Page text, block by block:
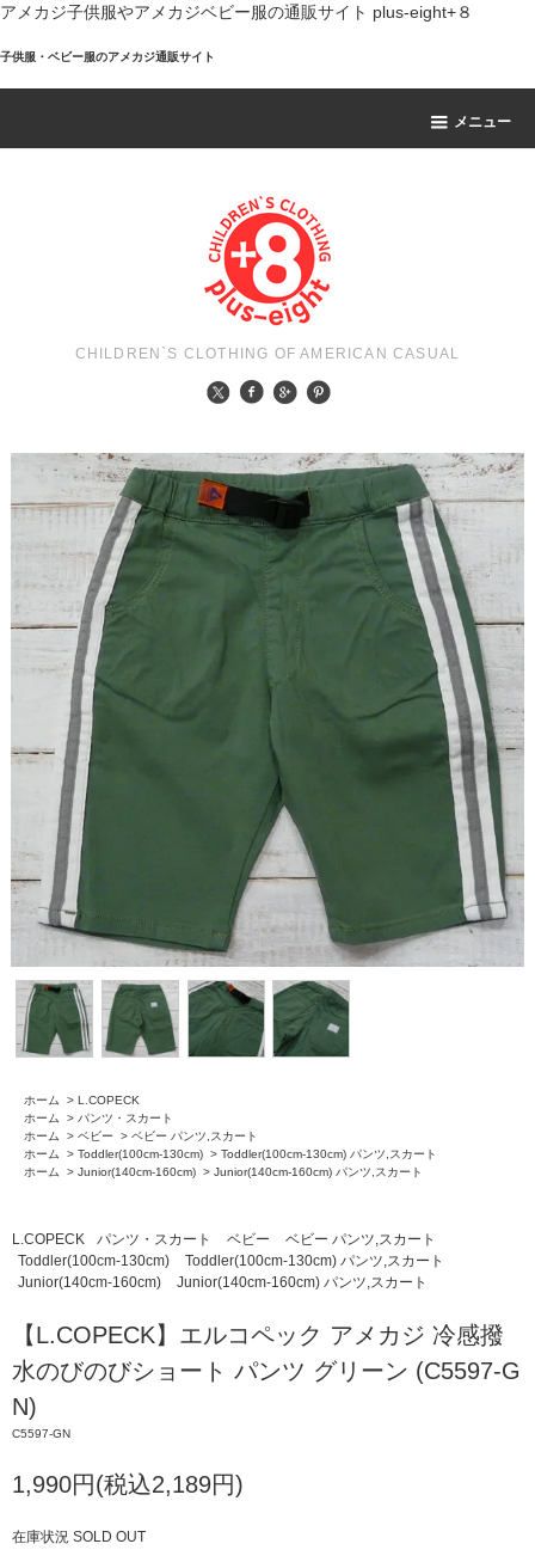
アメカジ子供服やアメカジベビー服の通販サイト plus-eight+８
子供服・ベビー服のアメカジ通販サイト
メニュー
CHILDREN`S CLOTHING OF AMERICAN CASUAL
ホーム > L.COPECK
ホーム
> パンツ・スカート
ホーム
> ベビー > ベビー パンツ,スカート
ホーム
> Toddler(100cm-130cm) > Toddler(100cm-130cm) パンツ,スカート
ホーム
> Junior(140cm-160cm) > Junior(140cm-160cm) パンツ,スカート
L.COPECK パンツ・スカート ベビー
ベビー パンツ,スカート
Toddler(100cm-130cm)
Toddler(100cm-130cm) パンツ,スカート
Junior(140cm-160cm)
Junior(140cm-160cm) パンツ,スカート
【L.COPECK】エルコペック アメカジ 冷感撥
水のびのびショート パンツ グリーン (C5597-G
N)
C5597-GN
1,990円(税込2,189円)
在庫状況 SOLD OUT